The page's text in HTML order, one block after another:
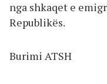
nga shkaqet e
Republikës.
Burimi ATSH